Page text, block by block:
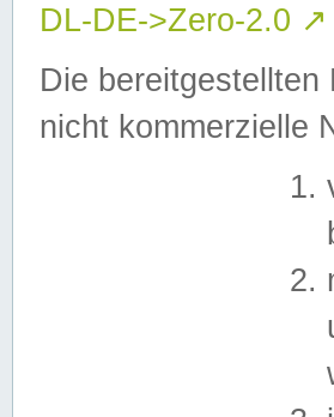
DL-DE->Zero-2.0 ↗
Die bereitgestellten
nicht kommerzielle